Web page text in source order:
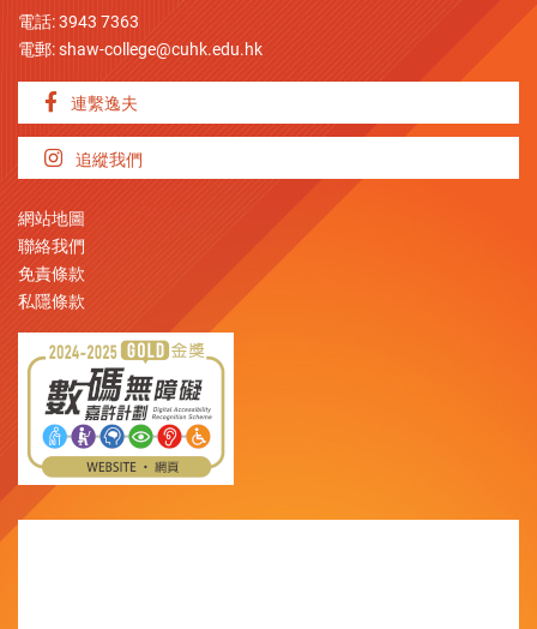
電話: 3943 7363
電郵:shaw-college@cuhk.edu.hk
連繫逸夫
追縱我們
網站地圖
聯絡我們
免責條款
私隱條款